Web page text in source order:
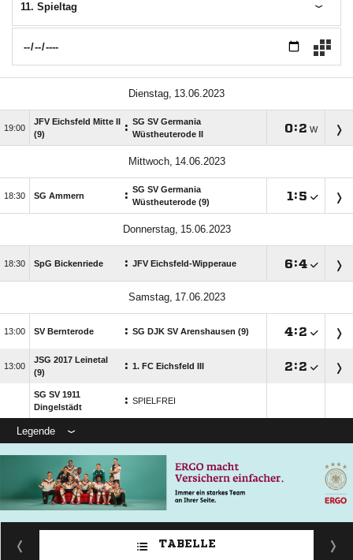
11. Spieltag
 

JFV Eichsfeld Mitte II
(9)
: SG SV Germania
Wüstheuterode II
: W
 
 SG Ammern : SG SV Germania
Wüstheuterode (9)
 :
 
 SpG Bickenriede : JFV Eichsfeld-Wipperaue :
 
 SV Bernterode : SG DJK SV Arenshausen (9) :

JSG 2017 Leinetal
(9)
: 1. FC Eichsfeld III :
SG SV 1911
Dingelstädt
: SPIELFREI
Legende
TABELLE